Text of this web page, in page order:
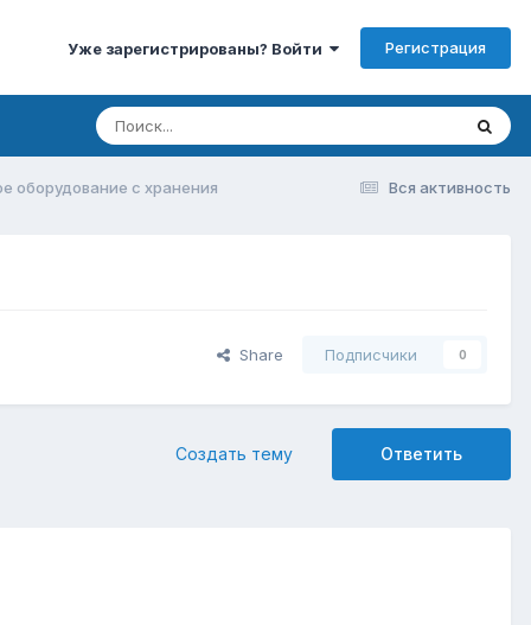
Уже зарегистрированы? Войти Регистрация
Вся активность
оборудование с хранения
Share Подписчики 0
Ответить
Создать тему